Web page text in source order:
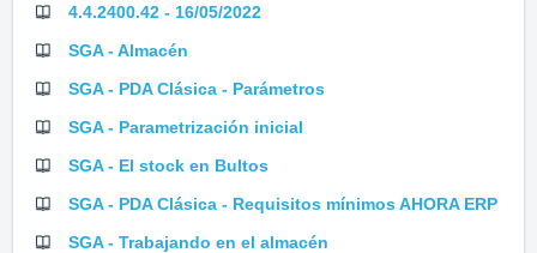
4.4.2400.42 - 16/05/2022
SGA - Almacén
SGA - PDA Clásica - Parámetros
SGA - Parametrización inicial
SGA - El stock en Bultos
SGA - PDA Clásica - Requisitos mínimos AHORA ERP
SGA - Trabajando en el almacén